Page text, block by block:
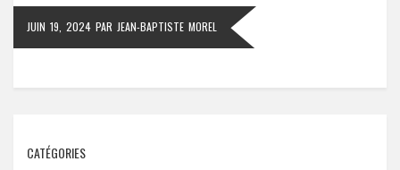
JUIN 19, 2024 PAR JEAN-BAPTISTE MOREL
CATÉGORIES